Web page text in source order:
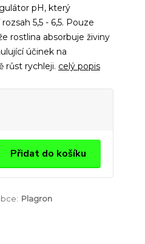
pH, který
5,5 - 6,5. Pouze
rostlina absorbuje živiny
účinek na
růst rychleji. celý popis
Přidat do košíku
Plagron